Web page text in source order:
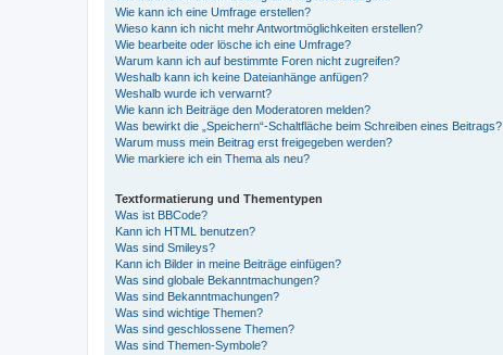
Wie kann ich eine Umfrage erstellen?
Wieso kann ich nicht mehr Antwortmöglichkeiten erstellen?
Wie bearbeite oder lösche ich eine Umfrage?
Warum kann ich auf bestimmte Foren nicht zugreifen?
Weshalb kann ich keine Dateianhänge anfügen?
Weshalb wurde ich verwarnt?
Wie kann ich Beiträge den Moderatoren melden?
Was bewirkt die „Speichern“-Schaltfläche beim Schreiben eines Beitrags?
Warum muss mein Beitrag erst freigegeben werden?
Wie markiere ich ein Thema als neu?
Textformatierung und Thementypen
Was ist BBCode?
Kann ich HTML benutzen?
Was sind Smileys?
Kann ich Bilder in meine Beiträge einfügen?
Was sind globale Bekanntmachungen?
Was sind Bekanntmachungen?
Was sind wichtige Themen?
Was sind geschlossene Themen?
Was sind Themen-Symbole?